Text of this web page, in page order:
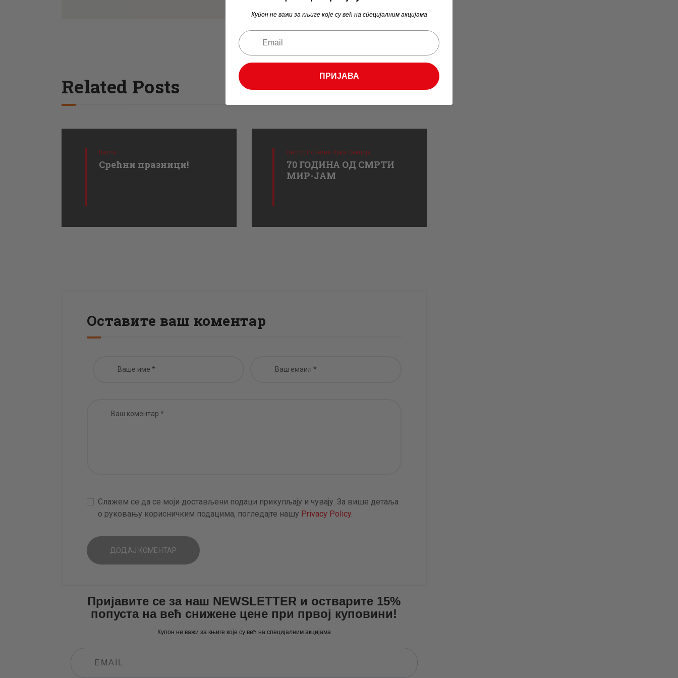
Related Posts
Вести
Срећни празници!
Вести, Почетна Прва Секција
70 ГОДИНА ОД СМРТИ
МИР-ЈАМ
Оставите ваш коментар
Слажем се да се моји достављени подаци прикупљају и чувају. За више детаља
о руковању корисничким подацима, погледајте нашу Privacy Policy.
Пријавите се за наш NEWSLETTER и остварите 15%
попуста на већ снижене цене при првој куповини!
Купон не важи за књиге које су већ на специјалним акцијама
Купон не важи за књиге које су већ на специјалним акцијама
ПРИЈАВА